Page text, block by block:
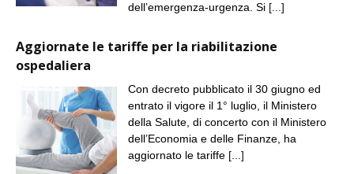
dell’emergenza-urgenza. Si [...]
Aggiornate le tariffe per la riabilitazione
ospedaliera
Con decreto pubblicato il 30 giugno ed
entrato il vigore il 1° luglio, il Ministero
della Salute, di concerto con il Ministero
dell’Economia e delle Finanze, ha
aggiornato le tariffe [...]